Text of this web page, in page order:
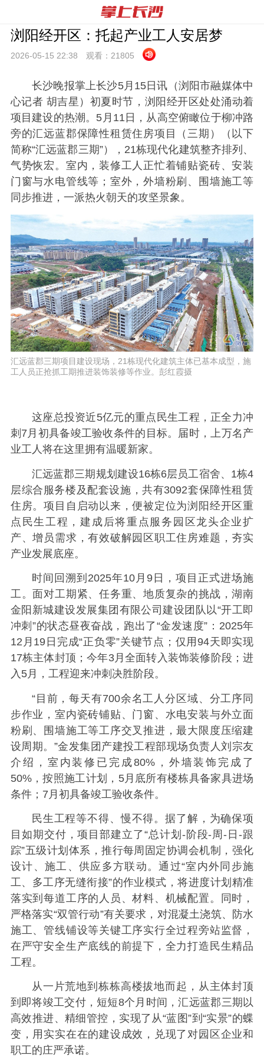
浏阳经开区：托起产业工人安居梦
2026-05-15 22:38 观看： 21805
长沙晚报掌上长沙5月15日讯（浏阳市融媒体中
心记者 胡吉星）初夏时节，浏阳经开区处处涌动着
项目建设的热潮。5月11日，从高空俯瞰位于柳冲路
旁的汇远蓝郡保障性租赁住房项目（三期）（以下
简称“汇远蓝郡三期”），21栋现代化建筑整齐排列、
气势恢宏。室内，装修工人正忙着铺贴瓷砖、安装
门窗与水电管线等；室外，外墙粉刷、围墙施工等
同步推进，一派热火朝天的攻坚景象。
汇远蓝郡三期项目建设现场，21栋现代化建筑主体已基本成型，施
工人员正抢抓工期推进装饰装修等作业。彭红霞摄
这座总投资近5亿元的重点民生工程，正全力冲
刺7月初具备竣工验收条件的目标。届时，上万名产
业工人将在这里拥有温暖新家。
汇远蓝郡三期规划建设16栋6层员工宿舍、1栋4
层综合服务楼及配套设施，共有3092套保障性租赁
住房。项目自启动以来，便被定位为浏阳经开区重
点民生工程，建成后将重点服务园区龙头企业扩
产、增员需求，有效破解园区职工住房难题，夯实
产业发展底座。
时间回溯到2025年10月9日，项目正式进场施
工。面对工期紧、任务重、地质复杂的挑战，湖南
金阳新城建设发展集团有限公司建设团队以“开工即
冲刺”的状态昼夜奋战，跑出了“金发速度”：2025年
12月19日完成“正负零”关键节点；仅用94天即实现
17栋主体封顶；今年3月全面转入装饰装修阶段；进
入5月，工程迎来冲刺决胜阶段。
“目前，每天有700余名工人分区域、分工序同
步作业，室内瓷砖铺贴、门窗、水电安装与外立面
粉刷、围墙施工等工序交叉推进，最大限度压缩建
设周期。”金发集团产建投工程部现场负责人刘宗友
介绍，室内装修已完成80%，外墙装饰完成了
50%，按照施工计划，5月底所有楼栋具备家具进场
条件；7月初具备竣工验收条件。
民生工程等不得、慢不得。据了解，为确保项
目如期交付，项目部建立了“总计划-阶段-周-日-跟
踪”五级计划体系，推行每周固定协调会机制，强化
设计、施工、供应多方联动。通过“室内外同步施
工、多工序无缝衔接”的作业模式，将进度计划精准
落实到每道工序的人员、材料、机械配置。同时，
严格落实“双管行动”有关要求，对混凝土浇筑、防水
施工、管线铺设等关键工序实行全过程旁站监督，
在严守安全生产底线的前提下，全力打造民生精品
工程。
从一片荒地到栋栋高楼拔地而起，从主体封顶
到即将竣工交付，短短8个月时间，汇远蓝郡三期以
高效推进、精细管控，实现了从“蓝图”到“实景”的蝶
变，用实实在在的建设成效，兑现了对园区企业和
职工的庄严承诺。